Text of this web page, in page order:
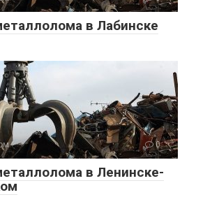
в Лабинске
0
в Ленинске-